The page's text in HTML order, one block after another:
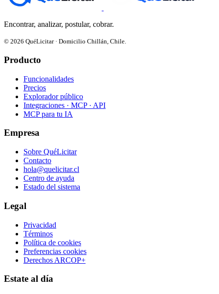
Encontrar, analizar, postular, cobrar.
© 2026 QuéLicitar · Domicilio Chillán, Chile.
Producto
Funcionalidades
Precios
Explorador público
Integraciones · MCP · API
MCP para tu IA
Empresa
Sobre QuéLicitar
Contacto
hola@quelicitar.cl
Centro de ayuda
Estado del sistema
Legal
Privacidad
Términos
Política de cookies
Preferencias cookies
Derechos ARCOP+
Estate al día